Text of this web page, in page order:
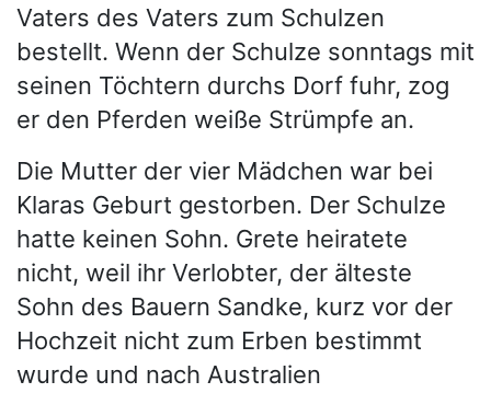
Vaters des Vaters zum Schulzen
bestellt. Wenn der Schulze sonntags mit
seinen Töchtern durchs Dorf fuhr, zog
er den Pferden weiße Strümpfe an.
Die Mutter der vier Mädchen war bei
Klaras Geburt gestorben. Der Schulze
hatte keinen Sohn. Grete heiratete
nicht, weil ihr Verlobter, der älteste
Sohn des Bauern Sandke, kurz vor der
Hochzeit nicht zum Erben bestimmt
wurde und nach Australien